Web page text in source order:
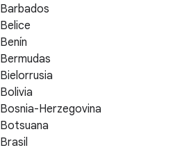
Barbados
Belice
Benín
Bermudas
Bielorrusia
Bolivia
Bosnia-Herzegovina
Botsuana
Brasil